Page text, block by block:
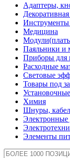
Адаптеры,
Инструменты
Медицина
Паяльники и
Приборы для
Расходные
Световые
Товары под
Химия
Шнуры,
Электронные
Элементы